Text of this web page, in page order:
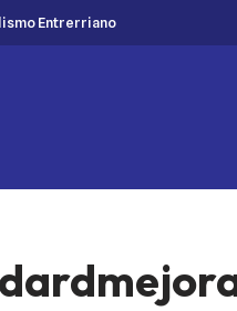
Entrerriano